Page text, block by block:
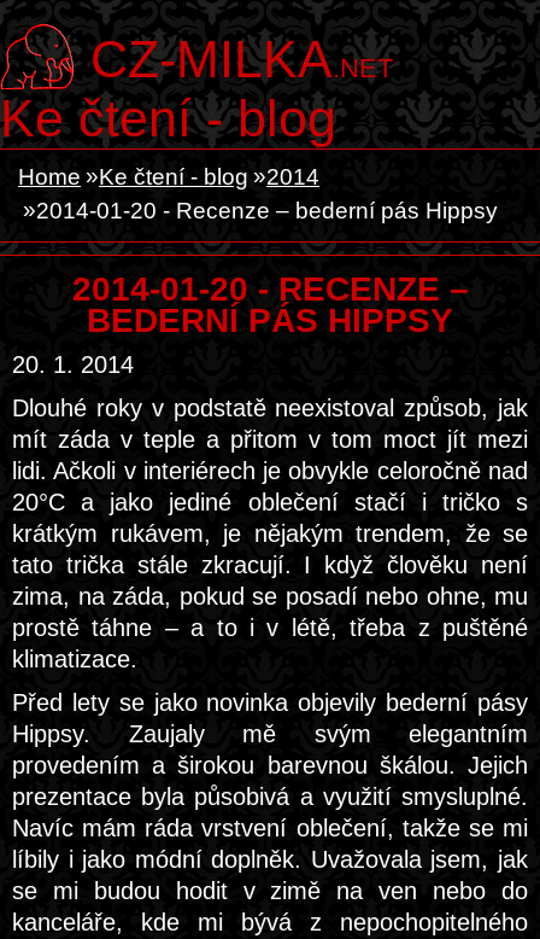
CZ-MILKA.NET
Ke čtení - blog
Home Ke čtení - blog
2014
2014-01-20 - Recenze – bederní pás Hippsy
2014-01-20 - RECENZE –
BEDERNÍ PÁS HIPPSY
20. 1. 2014
Dlouhé roky v podstatě neexistoval způsob, jak
mít záda v teple a přitom v tom moct jít mezi
lidi. Ačkoli v interiérech je obvykle celoročně nad
20°C a jako jediné oblečení stačí i tričko s
krátkým rukávem, je nějakým trendem, že se
tato trička stále zkracují. I když člověku není
zima, na záda, pokud se posadí nebo ohne, mu
prostě táhne – a to i v létě, třeba z puštěné
klimatizace.
Před lety se jako novinka objevily bederní pásy
Hippsy. Zaujaly mě svým elegantním
provedením a širokou barevnou škálou. Jejich
prezentace byla působivá a využití smysluplné.
Navíc mám ráda vrstvení oblečení, takže se mi
líbily i jako módní doplněk. Uvažovala jsem, jak
se mi budou hodit v zimě na ven nebo do
kanceláře, kde mi bývá z nepochopitelného